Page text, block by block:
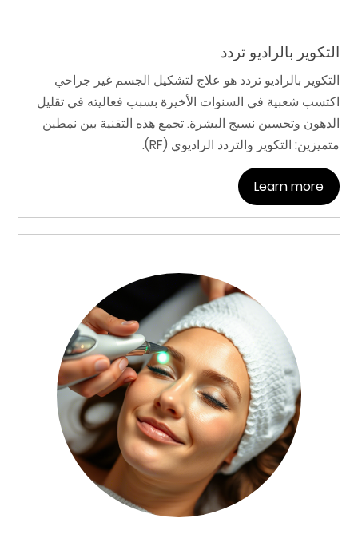
التكوير بالراديو تردد
التكوير بالراديو تردد هو علاج لتشكيل الجسم غير جراحي
اكتسب شعبية في السنوات الأخيرة بسبب فعاليته في تقليل
الدهون وتحسين نسيج البشرة. تجمع هذه التقنية بين نمطين
متميزين: التكوير والتردد الراديوي (RF).
Learn more